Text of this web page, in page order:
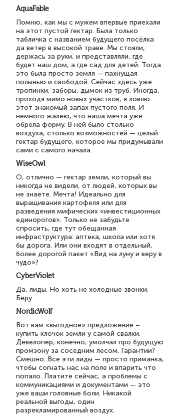
AquaFable
Помню, как мы с мужем впервые приехали
на этот пустой гектар. Была только
табличка с названием будущего посёлка
да ветер в высокой траве. Мы стояли,
держась за руки, и представляли, где
будет наш дом, а где сад для детей. Тогда
это была просто земля — пахнущая
полынью и свободой. Сейчас здесь уже
тропинки, заборы, дымок из труб. Иногда,
проходя мимо новых участков, я ловлю
этот знакомый запах пустого поля. И
немного жалею, что наша мечта уже
обрела форму. В ней было столько
воздуха, столько возможностей — целый
гектар будущего, которое мы придумывали
сами с самого начала.
WiseOwl
О, отлично — гектар земли, который вы
никогда не видели, от людей, которых вы
не знаете. Мечта! Идеально для
выращивания картофеля или для
разведения мифических «инвестиционных
единорогов». Только не забудьте
спросить, где тут обещанная
инфраструктура: аптека, школа или хотя
бы дорога. Или они входят в отдельный,
более дорогой пакет «Вид на луну и веру в
чудо»?
CyberViolet
Да, лиды. Но хоть не холодные звонки.
Беру.
NordicWolf
Вот вам «выгодное» предложение –
купить клочок земли у самой свалки.
Девелопер, конечно, умолчал про будущую
промзону за соседним лесом. Гарантии?
Смешно. Все эти лиды — просто приманка,
чтобы согнать нас на поле и впарить что
попало. Платите сейчас, а проблемы с
коммуникациями и документами — это
уже ваши головные боли. Никакой
реальной выгоды, один
разрекламированный воздух.